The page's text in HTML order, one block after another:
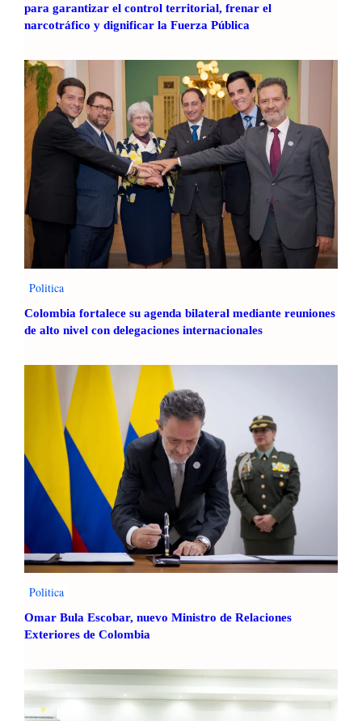
para garantizar el control territorial, frenar el
narcotráfico y dignificar la Fuerza Pública
Politica
Colombia fortalece su agenda bilateral mediante reuniones
de alto nivel con delegaciones internacionales
Politica
Omar Bula Escobar, nuevo Ministro de Relaciones
Exteriores de Colombia